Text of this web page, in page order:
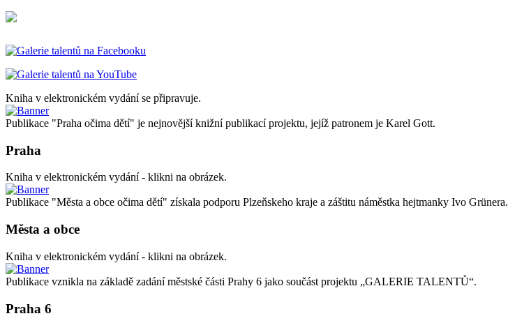
Kniha v elektronickém vydání se připravuje.
Publikace "Praha očima dětí" je nejnovější knižní publikací projektu, jejíž patronem je Karel Gott.
Praha
Kniha v elektronickém vydání - klikni na obrázek.
Publikace "Města a obce očima dětí" získala podporu Plzeňskeho kraje a záštitu náměstka hejtmanky Ivo Grünera.
Města a obce
Kniha v elektronickém vydání - klikni na obrázek.
Publikace vznikla na základě zadání městské části Prahy 6 jako součást projektu „GALERIE TALENTŮ“.
Praha 6